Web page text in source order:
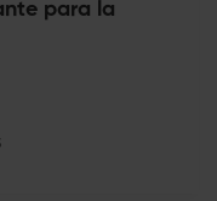
para la